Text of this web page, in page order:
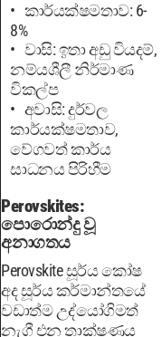
කාර්යක්ෂමතාව: 6-
8%
වාසි: ඉතා අඩු වියදම්,
නම්යශීලී නිර්මාණ
විකල්ප
අවාසි: දුර්වල
කාර්යක්ෂමතාව,
වේගවත් කාර්ය
සාධනය පිරිහීම
Perovskites:
පොරොන්දු වූ
අනාගතය
Perovskite සූර්ය කෝෂ
අද සූර්ය කර්මාන්තයේ
වඩාත්ම උද්යෝගිමත්
නැගී එන තාක්ෂණය